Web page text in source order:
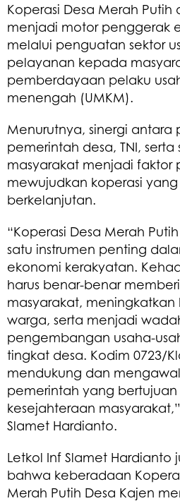
Koperasi Desa Merah
menjadi motor penggerak
melalui penguatan sektor
pelayanan kepada
pemberdayaan pelaku
menengah (UMKM).
Menurutnya, sinergi antara
pemerintah desa, TNI,
masyarakat menjadi faktor
mewujudkan koperasi
berkelanjutan.
“Koperasi Desa Merah
satu instrumen penting
ekonomi kerakyatan.
harus benar-benar
masyarakat, meningkatkan
warga, serta menjadi
pengembangan usaha-
tingkat desa. Kodim 0723/
mendukung dan
pemerintah yang
kesejahteraan
Slamet Hardianto.
Letkol Inf Slamet
bahwa keberadaan
Merah Putih Desa Kajen